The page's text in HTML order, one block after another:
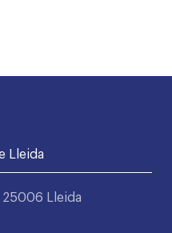
Lleida
25006 Lleida